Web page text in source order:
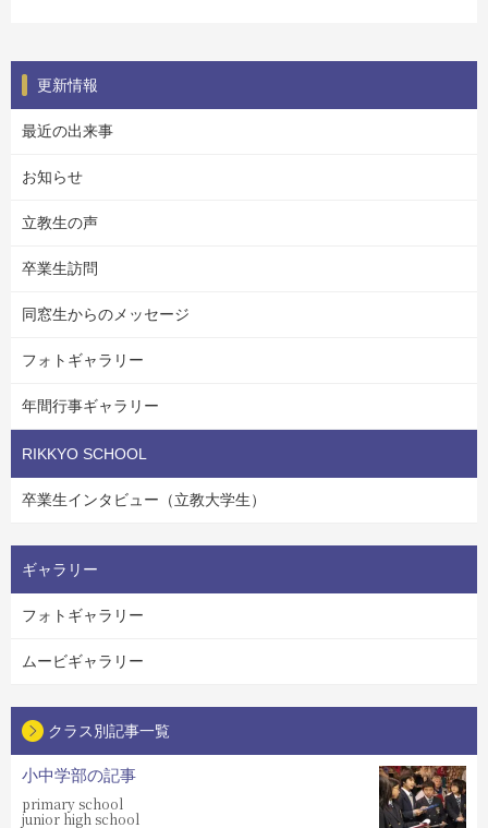
更新情報
最近の出来事
お知らせ
立教生の声
卒業生訪問
同窓生からのメッセージ
フォトギャラリー
年間行事ギャラリー
RIKKYO SCHOOL
卒業生インタビュー（立教大学生）
ギャラリー
フォトギャラリー
ムービギャラリー
クラス別記事一覧
小中学部の記事
primary school
junior high school